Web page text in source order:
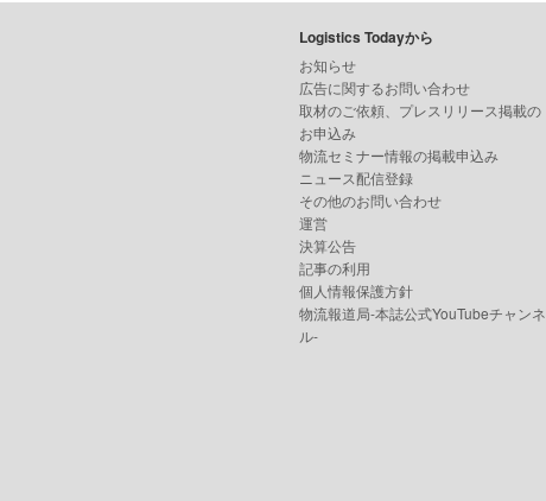
Logistics Todayから
お知らせ
広告に関するお問い合わせ
取材のご依頼、プレスリリース掲載の
お申込み
物流セミナー情報の掲載申込み
ニュース配信登録
その他のお問い合わせ
運営
決算公告
記事の利用
個人情報保護方針
物流報道局-本誌公式YouTubeチャンネ
ル-